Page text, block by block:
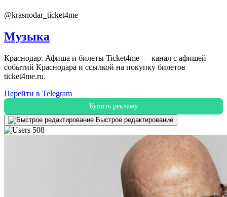
@krasnodar_ticket4me
Музыка
Краснодар. Афиша и билеты Ticket4me — канал с афишей
событий Краснодара и ссылкой на покупку билетов
ticket4me.ru.
Перейти в Telegram
Купить рекламу
Быстрое редактирование
508